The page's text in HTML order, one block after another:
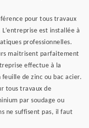
pour tous travaux
est installée à
professionnelles.
maitrisent parfaitement
effectue à la
de zinc ou bac acier.
tous travaux de
par soudage ou
ne suffisent pas, il faut